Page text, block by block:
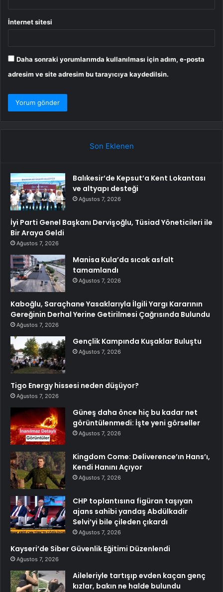
İnternet sitesi
Daha sonraki yorumlarımda kullanılması için adım, e-posta
adresim ve site adresim bu tarayıcıya kaydedilsin.
Son Eklenen
Balıkesir’de Kepsut’a Kent Lokantası
ve altyapı desteği
Ağustos 7, 2026
İyi Parti Genel Başkanı Dervişoğlu, Tüsiad Yöneticileri ile
Bir Araya Geldi
Ağustos 7, 2026
Manisa Kula’da sıcak asfalt
tamamlandı
Ağustos 7, 2026
Kaboğlu, Saraçhane Yasaklarıyla İlgili Yargı Kararının
Gereğinin Derhal Yerine Getirilmesi Çağrısında Bulundu
Ağustos 7, 2026
Gençlik Kampında Kuşaklar Buluştu
Ağustos 7, 2026
Tigo Energy hissesi neden düşüyor?
Ağustos 7, 2026
Güneş daha önce hiç bu kadar net
görüntülenmedi: İşte yeni görseller
Ağustos 7, 2026
Kingdom Come: Deliverence’ın Hans’ı,
Kendi Hanını Açıyor
Ağustos 7, 2026
CHP toplantısına figüran taşıyan
ajans sahibi yandaş Abdülkadir
Selvi’yi bile çileden çıkardı
Ağustos 7, 2026
Kayseri’de Siber Güvenlik Eğitimi Düzenlendi
Ağustos 7, 2026
Aileleriyle tartışıp evden kaçan genç
kızlar, bakın ne halde bulundu